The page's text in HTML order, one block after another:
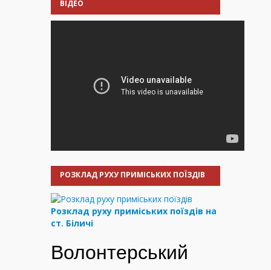
ВІДЕО
РОЗКЛАД РУХУ ПРИМІСЬКИХ ПОЇЗДІВ
Розклад руху приміських поїздів на
ст. Біличі